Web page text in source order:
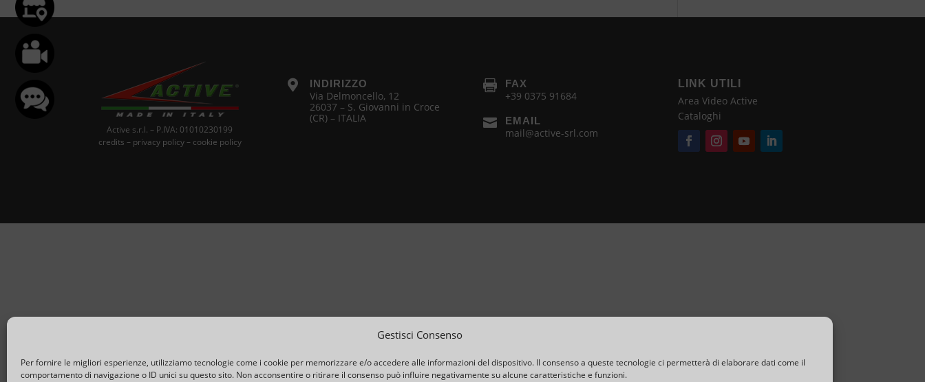
Gestisci Consenso
Per fornire le migliori esperienze, utilizziamo tecnologie come i cookie per memorizzare e/o accedere alle informazioni del dispositivo. Il consenso a queste tecnologie ci permetterà di elaborare dati come il
comportamento di navigazione o ID unici su questo sito. Non acconsentire o ritirare il consenso può influire negativamente su alcune caratteristiche e funzioni.
R
T
A
R
I
Active s.r.l. – P.IVA: 01010230199
credits – privacy policy– cookie policy
 INDIRIZZO
Via Delmoncello, 12
26037 – S. Giovanni in Croce
(CR) – ITALIA
 FAX
+39 0375 91684
 EMAIL
mail@active-srl.com
LINK UTILI
Area Video Active
Cataloghi